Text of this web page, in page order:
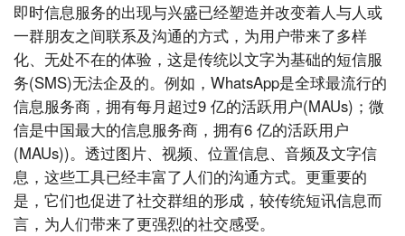
即时信息服务的出现与兴盛已经塑造并改变着人与人或
一群朋友之间联系及沟通的方式，为用户带来了多样
化、无处不在的体验，这是传统以文字为基础的短信服
务(SMS)无法企及的。例如，WhatsApp是全球最流行的
信息服务商，拥有每月超过9 亿的活跃用户(MAUs)；微
信是中国最大的信息服务商，拥有6 亿的活跃用户
(MAUs))。透过图片、视频、位置信息、音频及文字信
息，这些工具已经丰富了人们的沟通方式。更重要的
是，它们也促进了社交群组的形成，较传统短讯信息而
言，为人们带来了更强烈的社交感受。